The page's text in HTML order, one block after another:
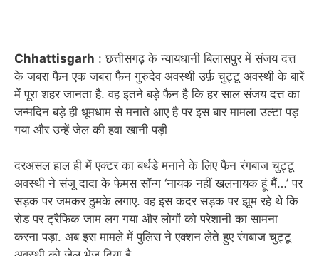
Chhattisgarh : छत्तीसगढ़ के न्यायधानी बिलासपुर में संजय दत्त
के जबरा फैन एक जबरा फैन गुरुदेव अवस्थी उर्फ़ चुट्टू अवस्थी के बारें
में पूरा शहर जानता है. वह इतने बड़े फैन है कि हर साल संजय दत्त का
जन्मदिन बड़े ही धूमधाम से मनाते आए है पर इस बार मामला उल्टा पड़
गया और उन्हें जेल की हवा खानी पड़ी
दरअसल हाल ही में एक्टर का बर्थडे मनाने के लिए फैन रंगबाज चुट्टू
अवस्थी ने संजू दादा के फेमस सॉन्ग ‘नायक नहीं खलनायक हूं मैं…’ पर
सड़क पर जमकर ठुमके लगाए. वह इस कदर सड़क पर झूम रहे थे कि
रोड पर ट्रैफिक जाम लग गया और लोगों को परेशानी का सामना
करना पड़ा. अब इस मामले में पुलिस ने एक्शन लेते हुए रंगबाज चुट्टू